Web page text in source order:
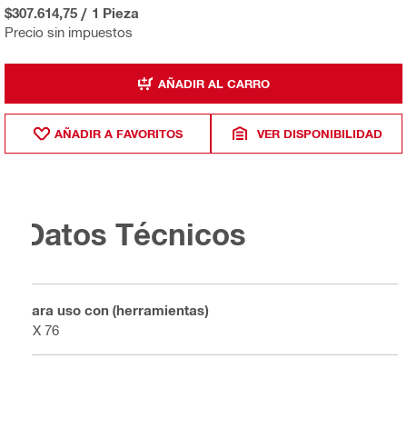
Precio sin impuestos
$307.614,75 / 1 Pieza
AÑADIR AL CARRO
AÑADIR A FAVORITOS VER DISPONIBILIDAD
Datos Técnicos
Para uso con (herramientas)
DX 76